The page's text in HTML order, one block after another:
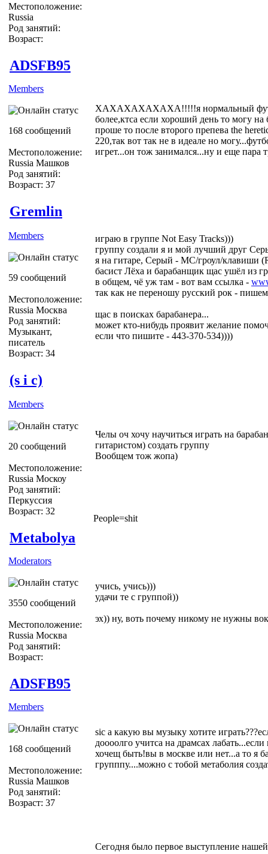
Местоположение:
Russia
Род занятий:
Возраст:
ADSFB95
Members
168 сообщений
Местоположение:
Russia Машков
Род занятий:
Возраст: 37
ХАХАХАХАХАХА!!!!!я нормальный
более,ктса если хороший день то могу на
проше то после второго препева the
220,так вот так не в идеале но
игрет...он тож занимался...ну и еще пара
Gremlin
Members
59 сообщений
Местоположение:
Russia Москва
Род занятий:
Музыкант,
писатель
Возраст: 34
играю в группе Not Easy Tracks)))
группу создали я и мой лучший друг
я на гитаре, Серый - MC/гроул/клавиши
басист Лёха и барабанщик щас ушёл из
в общем, чё уж там - вот вам ссылка -
так как не переношу русский рок -
щас в поисках барабанера...
может кто-нибудь проявит желание
если что пишите - 443-370-534))))
(s i c)
Members
20 сообщений
Местоположение:
Russia Москоу
Род занятий:
Перкуссия
Возраст: 32
Челы оч хочу научиться играть на
гитаристом) создать группу
Вообщем тож жопа)
People=shit
Metabolya
Moderators
3550 сообщений
Местоположение:
Russia Москва
Род занятий:
Возраст:
учись, учись)))
удачи те с группой))
эх)) ну, воть почему никому не нужны
ADSFB95
Members
168 сообщений
Местоположение:
Russia Машков
Род занятий:
Возраст: 37
sic а какую вы музыку хотите
доооолго учитса на драмсах
хочещ быть!вы в москве или нет...а то я
групппу....можно с тобой метаболия
Сегодня было первое выступление